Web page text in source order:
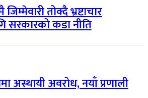
तोक्दै भ्रष्टाचार
सरकारको कडा नीति
अस्थायी अवरोध, नयाँ प्रणाली